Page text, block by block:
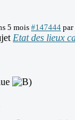
5 mois #147444 par
Etat des lieux